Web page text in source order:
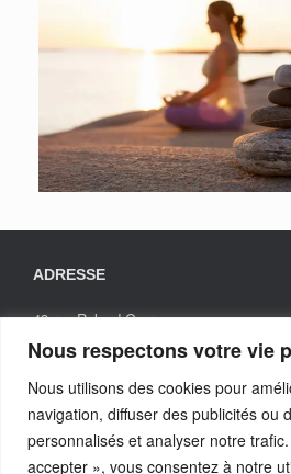
Nous respectons votre vie
Nous utilisons des cookies pour
navigation, diffuser des publicités ou
personnalisés et analyser notre
accepter », vous consentez à notre
ADRESSE
43 rue Roland Garros
31200 TOULOUSE
TELEPHONE
Elodie POUDROUX